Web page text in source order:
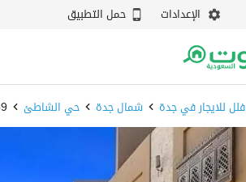
الإعدادات حمل التطبيق
فلل للايجار في جدة شمال جدة حي الشاطئ